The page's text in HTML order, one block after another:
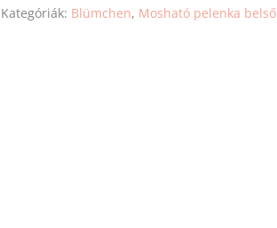
Kategóriák: Blümchen, Mosható pelenka belső